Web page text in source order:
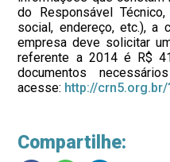
do Responsável
social, endereço, etc.), a
empresa deve solicitar
referente a 2014 é R$
documentos
acesse: http://crn5.org.br/
Compartilhe: